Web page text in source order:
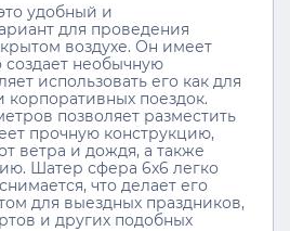
удобный и
для проведения
воздухе. Он имеет
создает необычную
использовать его как для
поездок.
позволяет разместить
прочную конструкцию,
ветра и дождя, а также
Шатер сфера 6x6 легко
что делает его
для выездных праздников,
и других подобных